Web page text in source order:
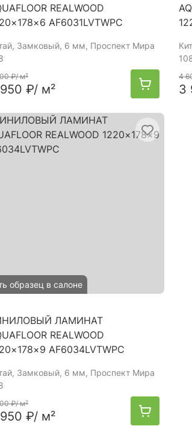
REALWOOD
AF6031LVTWPC
, Замковый, 6 мм, Проспект Мира
₽/ м²
₽/ м²
4
3
образец в салоне
ЛАМИНАТ
REALWOOD
AF6034LVTWPC
, Замковый, 6 мм, Проспект Мира
₽/ м²
₽/ м²